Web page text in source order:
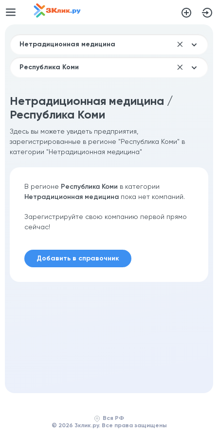
Нетрадиционная медицина /
Республика Коми
Здесь вы можете увидеть предприятия,
зарегистрированные в регионе "Республика Коми" в
категории "Нетрадиционная медицина"
В регионе Республика Коми в категории
Нетрадиционная медицина пока нет компаний.
Зарегистрируйте свою компанию первой прямо
сейчас!
Добавить в справочник
Вся РФ
© 2026 3клик.ру. Все права защищены